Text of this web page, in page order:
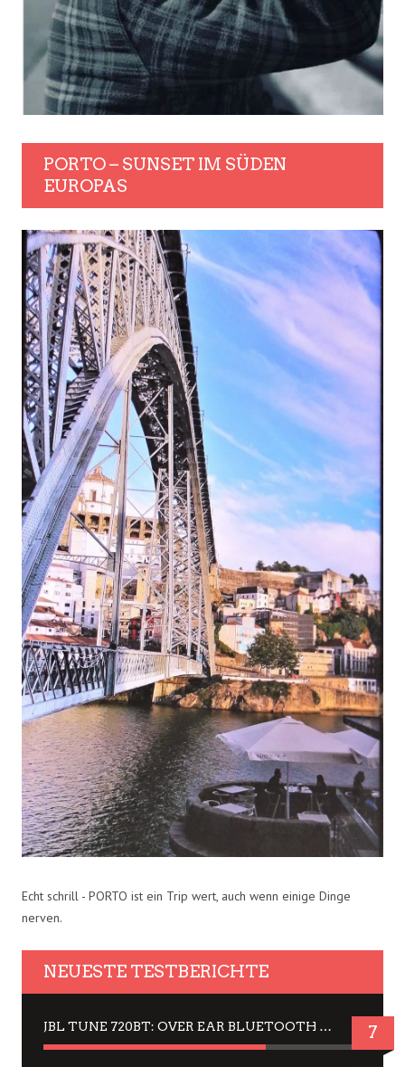
PORTO – SUNSET IM SÜDEN
EUROPAS
Echt schrill - PORTO ist ein Trip wert, auch wenn einige Dinge
nerven.
NEUESTE TESTBERICHTE
JBL TUNE 720BT: OVER EAR BLUETOOTH KOPFHÖRER UM DIE 50,-€ IM DAUER-TEST 7